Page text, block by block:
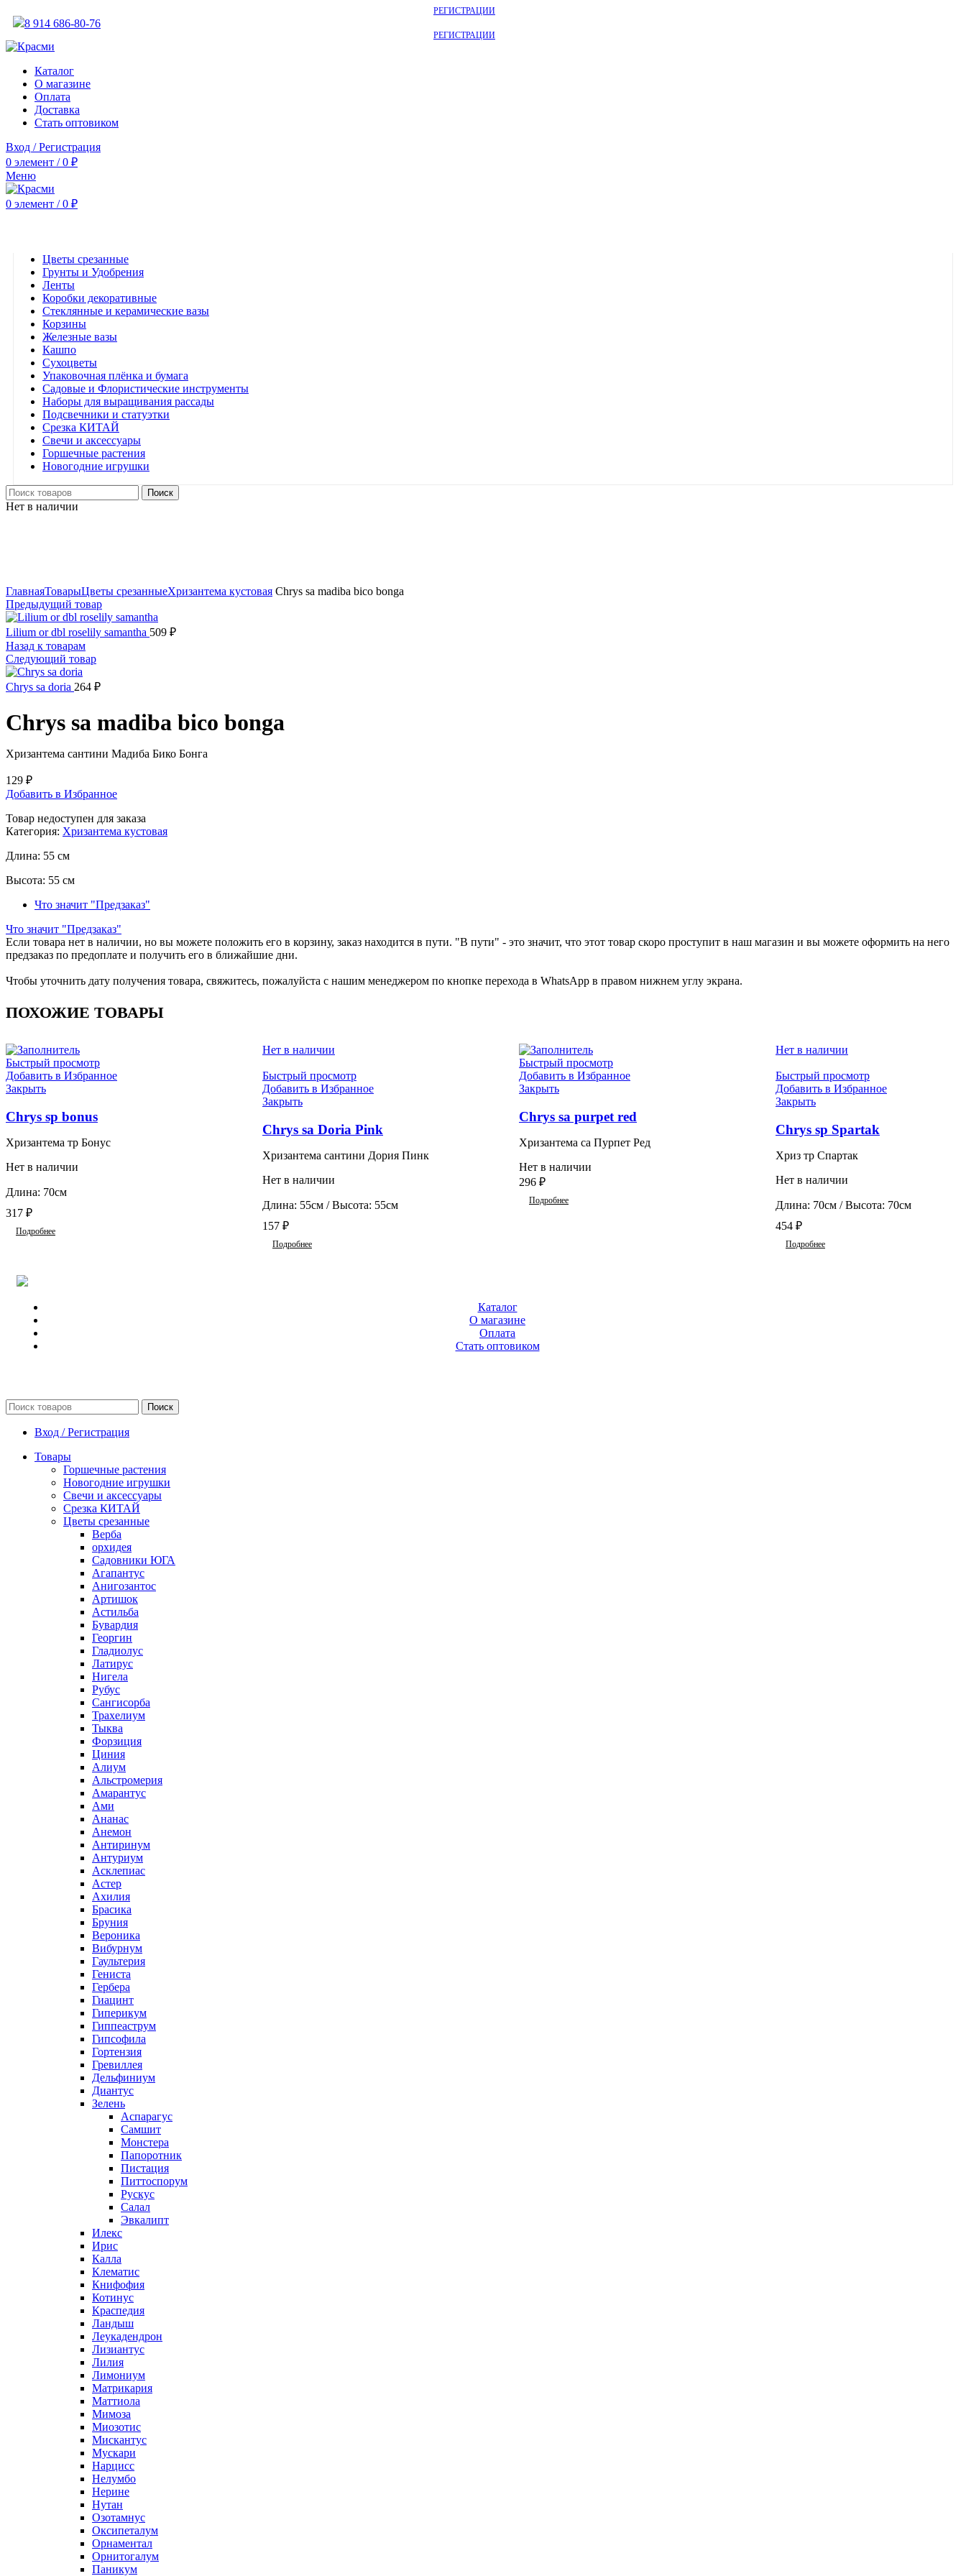
РЕГИСТРАЦИИ
8 914 686-80-76
РЕГИСТРАЦИИ
Каталог
О магазине
Оплата
Доставка
Стать оптовиком
Вход / Регистрация
0 элемент / 0 ₽
Меню
0 элемент / 0 ₽
Цветы срезанные
Грунты и Удобрения
Ленты
Коробки декоративные
Стеклянные и керамические вазы
Корзины
Железные вазы
Кашпо
Сухоцветы
Упаковочная плёнка и бумага
Садовые и Флористические инструменты
Наборы для выращивания рассады
Подсвечники и статуэтки
Срезка КИТАЙ
Свечи и аксессуары
Горшечные растения
Новогодние игрушки
Поиск
Нет в наличии
ГлавнаяТоварыЦветы срезанныеХризантема кустовая Chrys sa madiba bico bonga
Предыдущий товар
Lilium or dbl roselily samantha 509 ₽
Назад к товарам
Следующий товар
Chrys sa doria 264 ₽
Chrys sa madiba bico bonga
Хризантема сантини Мадиба Бико Бонга
129 ₽
Добавить в Избранное
Товар недоступен для заказа
Категория: Хризантема кустовая
Длина: 55 см
Высота: 55 см
Что значит "Предзаказ"
Что значит "Предзаказ"
Если товара нет в наличии, но вы можете положить его в корзину, заказ находится в пути. "В пути" - это значит, что этот товар скоро проступит в наш магазин и вы можете оформить на него
предзаказ по предоплате и получить его в ближайшие дни.
Чтобы уточнить дату получения товара, свяжитесь, пожалуйста с нашим менеджером по кнопке перехода в WhatsApp в правом нижнем углу экрана.
ПОХОЖИЕ ТОВАРЫ
Быстрый просмотр
Добавить в Избранное
Закрыть
Chrys sp bonus
Хризантема тр Бонус
Нет в наличии
Длина: 70см
317 ₽
Подробнее
Нет в наличии
Быстрый просмотр
Добавить в Избранное
Закрыть
Chrys sa Doria Pink
Хризантема сантини Дория Пинк
Нет в наличии
Длина: 55см / Высота: 55см
157 ₽
Подробнее
Быстрый просмотр
Добавить в Избранное
Закрыть
Chrys sa purpet red
Хризантема са Пурпет Ред
Нет в наличии
296 ₽
Подробнее
Нет в наличии
Быстрый просмотр
Добавить в Избранное
Закрыть
Chrys sp Spartak
Хриз тр Спартак
Нет в наличии
Длина: 70см / Высота: 70см
454 ₽
Подробнее
Каталог
О магазине
Оплата
Стать оптовиком
Поиск
Вход / Регистрация
Товары
Горшечные растения
Новогодние игрушки
Свечи и аксессуары
Срезка КИТАЙ
Цветы срезанные
Верба
орхидея
Садовники ЮГА
Агапантус
Анигозантос
Артишок
Астильба
Бувардия
Георгин
Гладиолус
Латирус
Нигела
Рубус
Сангисорба
Трахелиум
Тыква
Форзиция
Циния
Алиум
Альстромерия
Амарантус
Ами
Ананас
Анемон
Антиринум
Антуриум
Асклепиас
Астер
Ахилия
Брасика
Бруния
Вероника
Вибурнум
Гаультерия
Гениста
Гербера
Гиацинт
Гиперикум
Гиппеаструм
Гипсофила
Гортензия
Гревиллея
Дельфиниум
Диантус
Зелень
Аспарагус
Самшит
Монстера
Папоротник
Пистация
Питтоспорум
Рускус
Салал
Эвкалипт
Илекс
Ирис
Калла
Клематис
Книфофия
Котинус
Краспедия
Ландыш
Леукадендрон
Лизиантус
Лилия
Лимониум
Матрикария
Маттиола
Мимоза
Миозотис
Мискантус
Мускари
Нарцисс
Нелумбо
Нерине
Нутан
Озотамнус
Оксипеталум
Орнаментал
Орнитогалум
Паникум